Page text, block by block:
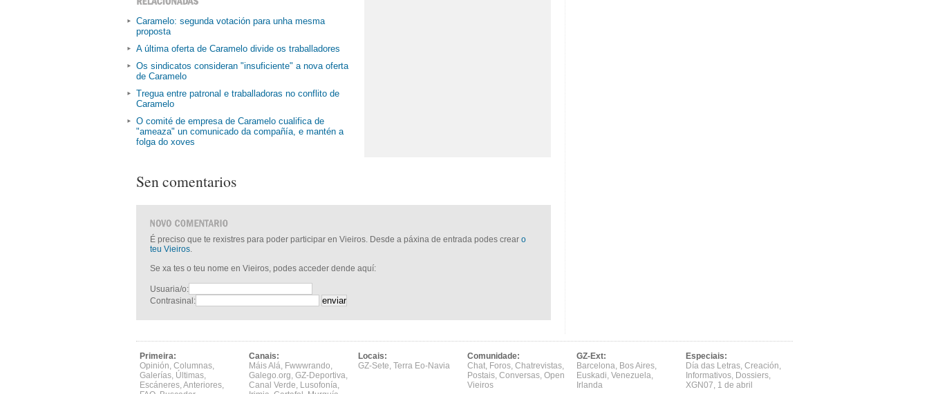
Caramelo: segunda votación para unha mesma
proposta
A última oferta de Caramelo divide os traballadores
Os sindicatos consideran "insuficiente" a nova oferta
de Caramelo
Tregua entre patronal e traballadoras no conflito de
Caramelo
O comité de empresa de Caramelo cualifica de
"ameaza" un comunicado da compañía, e mantén a
folga do xoves
Sen comentarios
É preciso que te rexistres para poder participar en Vieiros. Desde a páxina de entrada podes crear o
teu Vieiros.
Se xa tes o teu nome en Vieiros, podes acceder dende aquí:
Usuaria/o:
Contrasinal:
Primeira:
Opinión, Columnas,
Galerías, Últimas,
Escáneres,Anteriores,
Canais:
Máis Alá, Fwwwrando,
Galego.org, GZ-Deportiva,
Canal Verde, Lusofonía,
Locais:
GZ-Sete, Terra Eo-Navia
Comunidade:
Chat, Foros, Chatrevistas,
Postais, Conversas, Open
Vieiros
GZ-Ext:
Barcelona, Bos Aires,
Euskadi, Venezuela,
Irlanda
Especiais:
Día das Letras, Creación,
Informativos, Dossiers,
XGN07, 1 de abril